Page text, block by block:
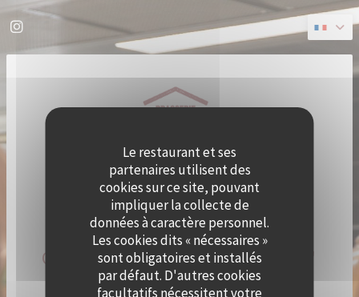
Personnalisation de vos choix en matière de cookies
Le restaurant et ses
partenaires utilisent des
cookies sur ce site, pouvant
impliquer la collecte de
données à caractère personnel.
Les cookies dits « nécessaires »
sont obligatoires et installés
par défaut. D'autres cookies
facultatifs nécessitent votre
Instagram ((ouvre une nouvelle fenêtre))
QUAI OUEST DEVIENT CRAMAT'
LE TEMPS D'UN ÉTÉ !